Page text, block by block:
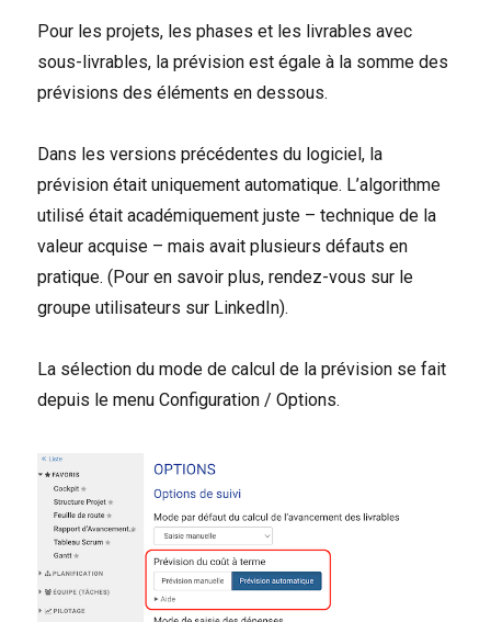
Pour les projets, les phases et les livrables avec
sous-livrables, la prévision est égale à la somme des
prévisions des éléments en dessous.
Dans les versions précédentes du logiciel, la
prévision était uniquement automatique. L’algorithme
utilisé était académiquement juste – technique de la
valeur acquise – mais avait plusieurs défauts en
pratique. (Pour en savoir plus, rendez-vous sur le
groupe utilisateurs sur LinkedIn).
La sélection du mode de calcul de la prévision se fait
depuis le menu Configuration / Options.